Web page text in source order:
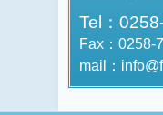
Tel：
Fax：0258-
mail：